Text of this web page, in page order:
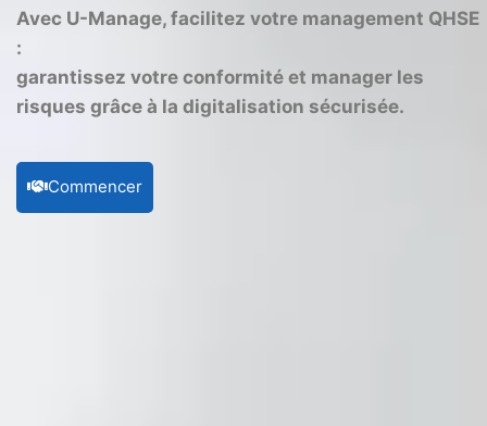
Avec U-Manage, facilitez votre management QHSE
:
garantissez votre conformité et manager les
risques grâce à la digitalisation sécurisée.
Commencer